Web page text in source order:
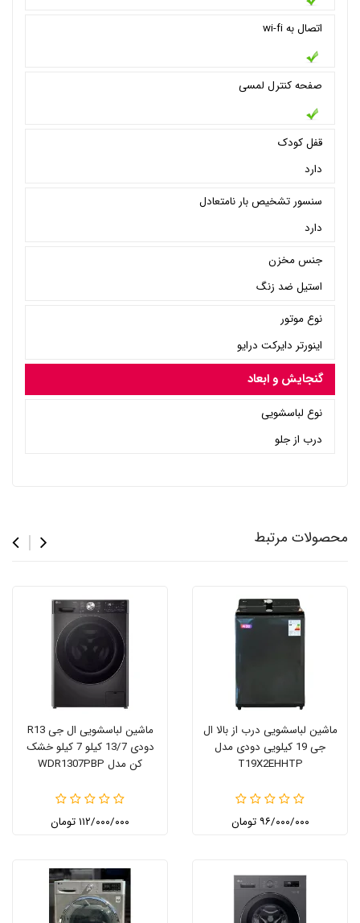
اتصال به wi-fi
صفحه کنترل لمسی
قفل کودک
دارد
سنسور تشخیص بار نامتعادل
دارد
جنس مخزن
استیل ضد زنگ
نوع موتور
اینورتر دایرکت درایو
گنجایش و ابعاد
نوع لباسشویی
درب از جلو
محصولات مرتبط
ماشین لباسشویی درب از بالا ال
جی 19 کیلویی دودی مدل
T19X2EHHTP
۹۶/۰۰۰/۰۰۰ تومان
ماشین لباسشویی ال جی R13
دودی 13/7 کیلو 7 کیلو خشک
کن مدل WDR1307PBP
۱۱۲/۰۰۰/۰۰۰ تومان